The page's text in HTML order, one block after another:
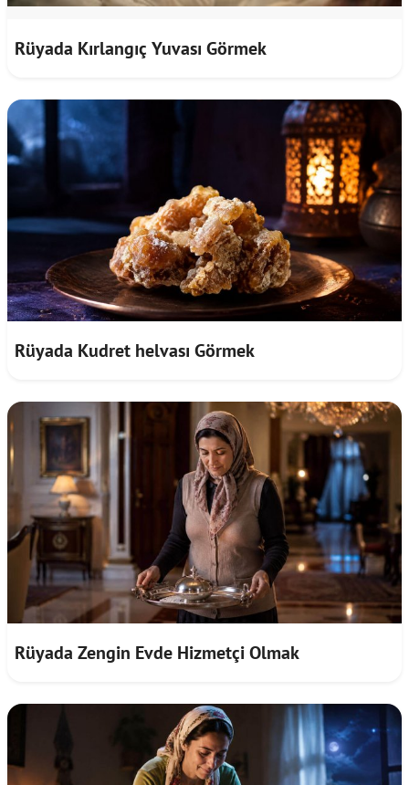
Rüyada Kırlangıç Yuvası Görmek
Rüyada Kudret helvası Görmek
Rüyada Zengin Evde Hizmetçi Olmak